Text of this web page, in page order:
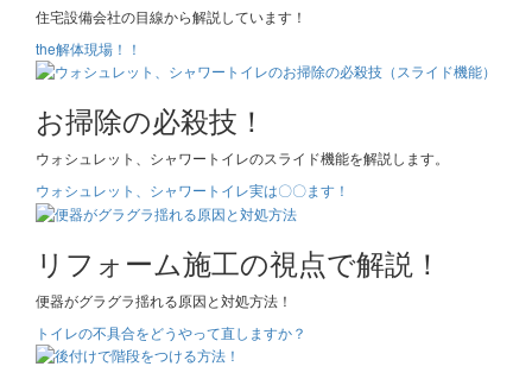
住宅設備会社の目線から解説しています！
the解体現場！！
お掃除の必殺技！
ウォシュレット、シャワートイレのスライド機能を解説します。
ウォシュレット、シャワートイレ実は〇〇ます！
リフォーム施工の視点で解説！
便器がグラグラ揺れる原因と対処方法！
トイレの不具合をどうやって直しますか？